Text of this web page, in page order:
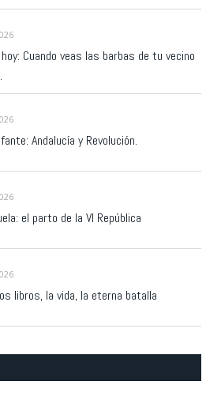
Cuando veas las barbas de tu vecino
Andalucía y Revolución.
el parto de la VI República
libros, la vida, la eterna batalla